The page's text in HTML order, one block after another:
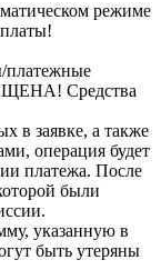
режиме
платежные
Средства
в заявке, а также
операция будет
платежа. После
были
указанную в
быть утеряны